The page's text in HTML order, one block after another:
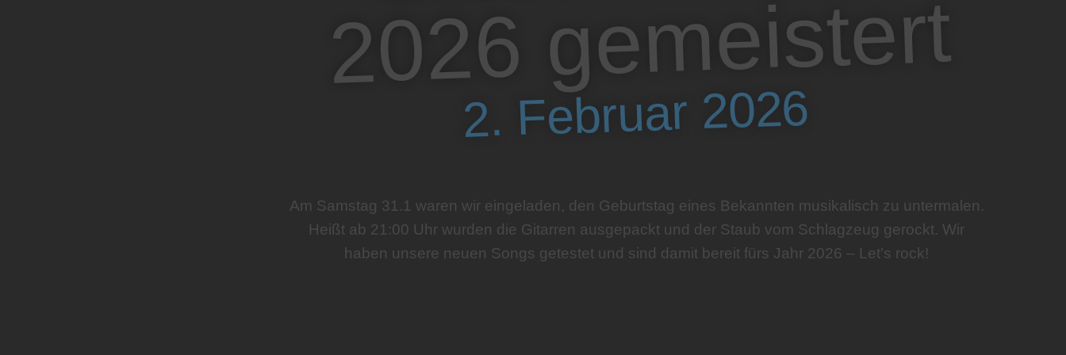
ert
2. Februar 2026
Am Samstag 31.1 waren wir eingeladen, den Geburtstag eines Bekannten musikalisch zu untermalen.
Heißt ab 21:00 Uhr wurden die Gitarren ausgepackt und der Staub vom Schlagzeug gerockt. Wir
haben unsere neuen Songs getestet und sind damit bereit fürs Jahr 2026 – Let’s rock!